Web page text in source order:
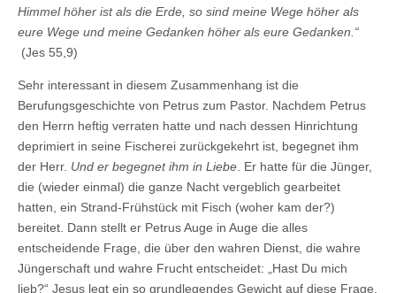
Himmel höher ist als die Erde, so sind meine Wege höher als
eure Wege und meine Gedanken höher als eure Gedanken.“
(Jes 55,9)
Sehr interessant in diesem Zusammenhang ist die
Berufungsgeschichte von Petrus zum Pastor. Nachdem Petrus
den Herrn heftig verraten hatte und nach dessen Hinrichtung
deprimiert in seine Fischerei zurückgekehrt ist, begegnet ihm
der Herr. Und er begegnet ihm in Liebe. Er hatte für die Jünger,
die (wieder einmal) die ganze Nacht vergeblich gearbeitet
hatten, ein Strand-Frühstück mit Fisch (woher kam der?)
bereitet. Dann stellt er Petrus Auge in Auge die alles
entscheidende Frage, die über den wahren Dienst, die wahre
Jüngerschaft und wahre Frucht entscheidet: „Hast Du mich
lieb?“ Jesus legt ein so grundlegendes Gewicht auf diese Frage,